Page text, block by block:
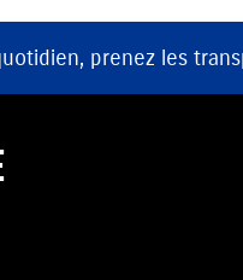
prenez les